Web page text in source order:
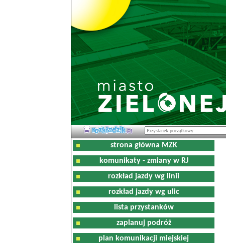
strona główna MZK
komunikaty - zmiany w RJ
rozkład jazdy wg linii
rozkład jazdy wg ulic
lista przystanków
zaplanuj podróż
plan komunikacji miejskiej